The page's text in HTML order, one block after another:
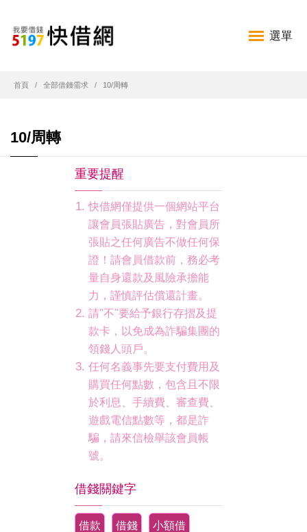
選單
首頁 全部借錢需求 10/周轉
10/周轉
重要提醒
快借網僅提供一個網站平台
讓會員張貼廣告，對會員所
張貼之任何廣告不做任何保
證！請會員借款前，務必考
量自身還款及風險承擔能
力，謹慎評估償還計畫。
請"不"要給予銀行存摺及提
款卡，以免成為詐騙集團的
領錢人頭戶。
任何名義事先要支付費用及
購買任何點數，包含且不限
於利息、手續費、審查費、
遊戲電信點數等，都是詐
騙，請來信檢舉該會員帳
號。
借錢關鍵字
借款 借錢 小額借